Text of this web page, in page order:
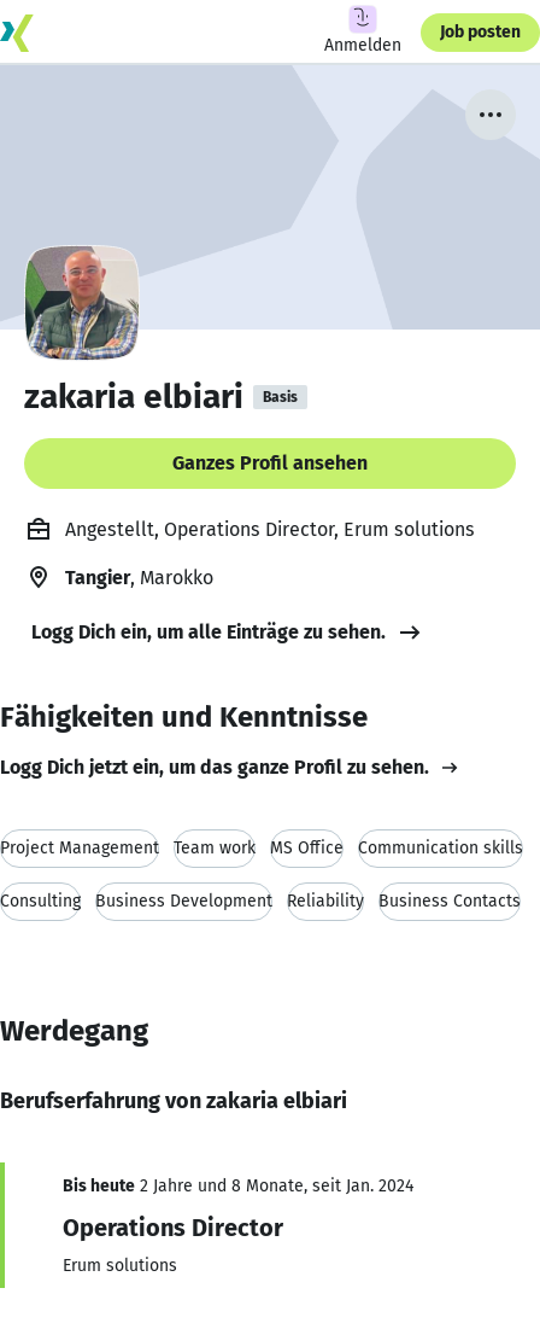
Anmelden
Job posten
zakaria elbiari Basis
Ganzes Profil ansehen
Angestellt, Operations Director, Erum solutions
Tangier, Marokko
Logg Dich ein, um alle Einträge zu sehen.
Fähigkeiten und Kenntnisse
Logg Dich jetzt ein, um das ganze Profil zu sehen.
Project Management Team work MS Office Communication skills
Consulting Business Development Reliability Business Contacts
Werdegang
Berufserfahrung von zakaria elbiari
Bis heute 2 Jahre und 8 Monate, seit Jan. 2024
Operations Director
Erum solutions